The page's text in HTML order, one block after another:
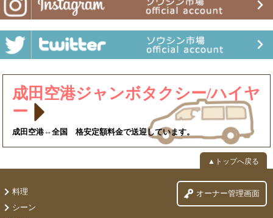
成田空港ジャンボタクシー/ハイヤ
ー
成田空港⇔全国 格安定額料金で送迎しています。
▲トップへ戻る
料理
シーン
オーナー管理画面